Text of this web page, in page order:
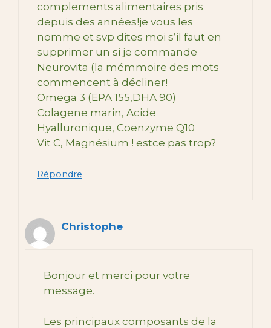
complements alimentaires pris
depuis des années!je vous les
nomme et svp dites moi s’il faut en
supprimer un si je commande
Neurovita (la mémmoire des mots
commencent à décliner!
Omega 3 (EPA 155,DHA 90)
Colagene marin, Acide
Hyalluronique, Coenzyme Q10
Vit C, Magnésium ! estce pas trop?
Répondre
Christophe
Bonjour et merci pour votre
message.
Les principaux composants de la